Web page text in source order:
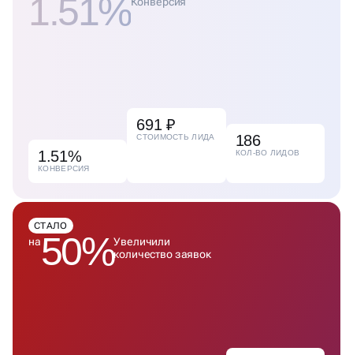
1.51%
1.51%
КОНВЕРСИЯ
691 ₽
СТОИМОСТЬ ЛИДА 186
КОЛ-ВО ЛИДОВ
СТАЛО
на50%Увеличили
количество заявок